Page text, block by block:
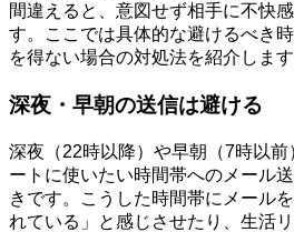
間違えると、意図せず相手に不快
す。ここでは具体的な避けるべき
を得ない場合の対処法を紹介します
深夜・早朝の送信は避ける
深夜（22時以降）や早朝（7時以
ートに使いたい時間帯へのメール
きです。こうした時間帯にメール
れている」と感じさせたり、生活